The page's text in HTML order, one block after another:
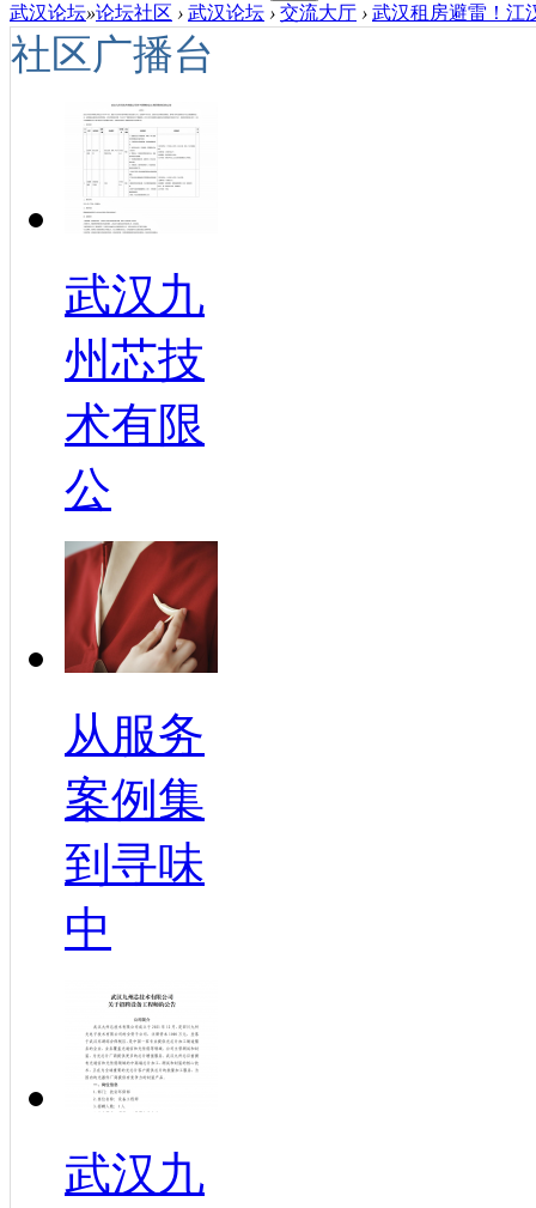
武汉论坛»论坛社区 › 武汉论坛 › 交流大厅 › 武汉租房避雷！江
社区广播台
武汉九
州芯技
术有限
公
从服务
案例集
到寻味
中
武汉九